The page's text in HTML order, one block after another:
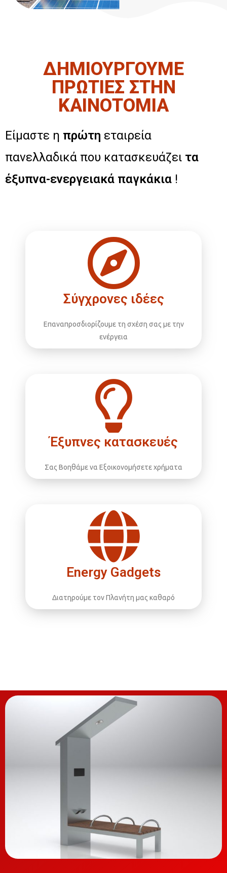
ΔΗΜΙΟΥΡΓΟΥΜΕ
ΠΡΩΤΙΕΣ ΣΤΗΝ
ΚΑΙΝΟΤΟΜΙΑ
Είμαστε η πρώτη εταιρεία
πανελλαδικά που κατασκευάζει τα
έξυπνα-ενεργειακά παγκάκια !
Σύγχρονες ιδέες
Επαναπροσδιορίζουμε τη σχέση σας με την
ενέργεια
Έξυπνες κατασκευές
Σας Βοηθάμε να Εξοικονομήσετε χρήματα
Energy Gadgets
Διατηρούμε τον Πλανήτη μας καθαρό